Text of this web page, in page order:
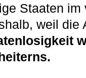
Staaten
weil die